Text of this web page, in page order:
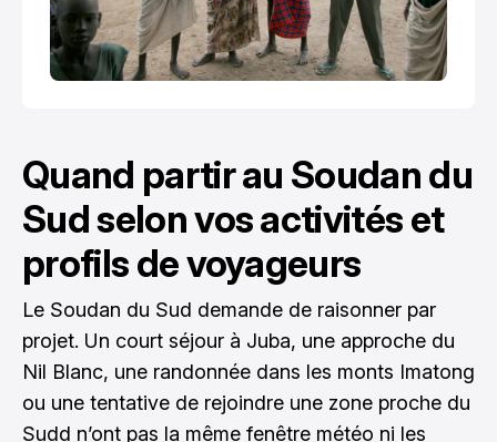
Quand partir au Soudan du
Sud selon vos activités et
profils de voyageurs
Le Soudan du Sud demande de raisonner par
projet. Un court séjour à Juba, une approche du
Nil Blanc, une randonnée dans les monts Imatong
ou une tentative de rejoindre une zone proche du
Sudd n’ont pas la même fenêtre météo ni les